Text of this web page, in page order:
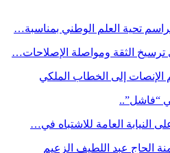
تحية العلم الوطني بمناسبة…
الثقة ومواصلة الإصلاحات…
إلى الخطاب الملكي
“فاشل”..
النيابة العامة للاشتباه في…
الحاج عبد اللطيف الزعيم